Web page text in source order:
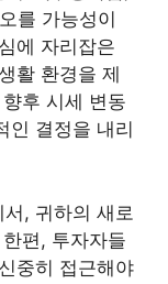
를 가능성이
에 자리잡은
활 환경을 제
후 시세 변동
인 결정을 내리
, 귀하의 새로
편, 투자자들
중히 접근해야